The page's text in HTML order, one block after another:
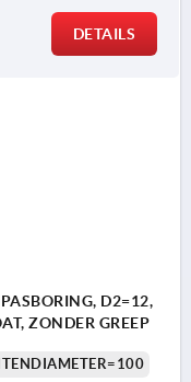
DETAILS
D2=12,
ZONDER GREEP